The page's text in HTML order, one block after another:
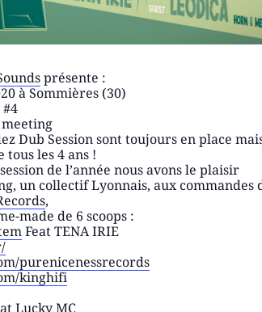
présente :
à Sommières (30)
#4
meeting
Dub Session sont toujours en place
tous les 4 ans !
de l’année nous avons le plaisir
un collectif Lyonnais, aux commandes
,
made de 6 scoops :
Feat TENA IRIE
purenicenessrecords
kinghifi
Lucky MC